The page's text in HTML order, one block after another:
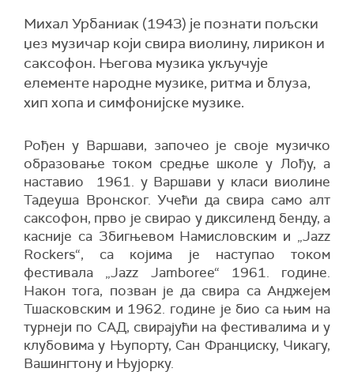
Михал Урбаниак (1943) је познати пољски
џез музичар који свира виолину, лирикон и
саксофон. Његова музика укључује
елементе народне музике, ритма и блуза,
хип хопа и симфонијске музике.
Рођен у Варшави, започео је своје музичко
образовање током средње школе у Лођу, а
наставио 1961. у Варшави у класи виолине
Тадеуша Вронског. Учећи да свира само алт
саксофон, прво је свирао у диксиленд бенду, а
касније са Збигњевом Намисловским и „Jazz
Rockers“, са којима је наступао током
фестивала „Jazz Jamboree“ 1961. године.
Након тога, позван је да свира са Анджејем
Тшасковским и 1962. године је био са њим на
турнеји по САД, свирајући на фестивалима и у
клубовима у Њупорту, Сан Франциску, Чикагу,
Вашингтону и Њујорку.